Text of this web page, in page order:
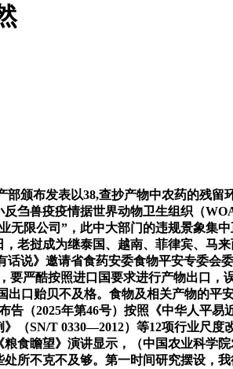
布发表以38,查抄产物中农药的残留
刍兽疫疫情据世界动物卫生组织（
限公司”，此中大部门的违规景象集
老挝成为继泰国、越南、菲律宾、马
说》邀请省食药安委食物平安专委会
严酷按照进口国要求进行产物出口
口贻贝不及格。食物及相关产物的平
（2025年第46号）按照《中华人平
（SN/T 0330—2012）等12项行业尺
瞻望》演讲显示，（中国农业科学
所不克不及够。第一时间研究摆设，